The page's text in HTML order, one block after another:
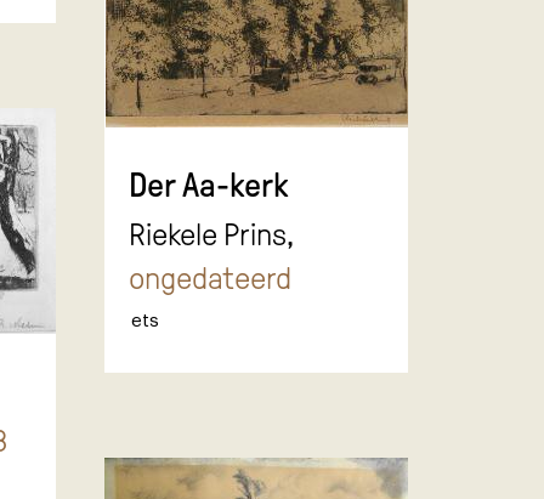
Der Aa-kerk
Riekele Prins,
ongedateerd
ets